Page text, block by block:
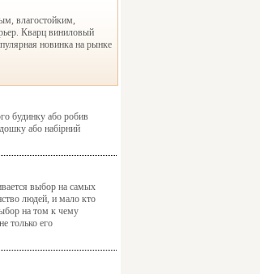
влагостойким,
Кварц виниловый
новинка на рынке
будинку або робив
або набірний
выбор на самых
людей, и мало кто
на том к чему
только его